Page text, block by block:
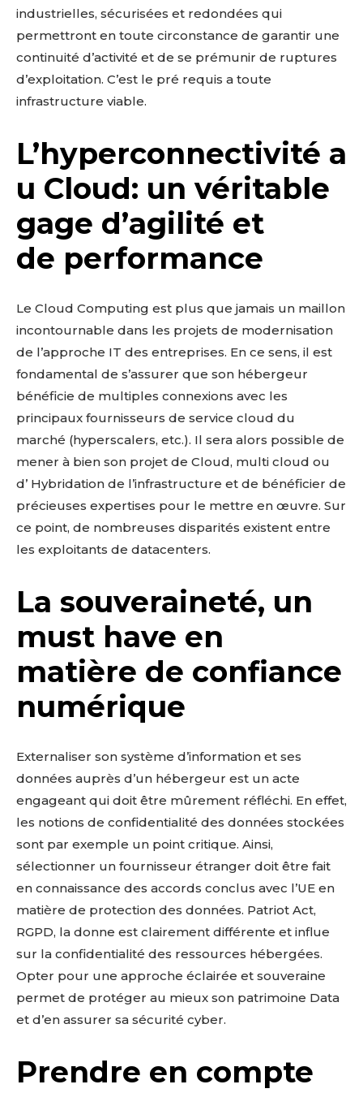
industrielles, sécurisées et redondées qui
permettront en toute circonstance de garantir une
continuité d’activité et de se prémunir de ruptures
d’exploitation. C’est le pré requis a toute
infrastructure viable.
L’hyperconnectivité a
u Cloud: un véritable
gage d’agilité et
de performance
Le Cloud Computing est plus que jamais un maillon
incontournable dans les projets de modernisation
de l’approche IT des entreprises. En ce sens, il est
fondamental de s’assurer que son hébergeur
bénéficie de multiples connexions avec les
principaux fournisseurs de service cloud du
marché (hyperscalers, etc.). Il sera alors possible de
mener à bien son projet de Cloud, multi cloud ou
d’ Hybridation de l’infrastructure et de bénéficier de
précieuses expertises pour le mettre en œuvre. Sur
ce point, de nombreuses disparités existent entre
les exploitants de datacenters.
La souveraineté, un
must have en
matière de confiance
numérique
Externaliser son système d’information et ses
données auprès d’un hébergeur est un acte
engageant qui doit être mûrement réfléchi. En effet,
les notions de confidentialité des données stockées
sont par exemple un point critique. Ainsi,
sélectionner un fournisseur étranger doit être fait
en connaissance des accords conclus avec l’UE en
matière de protection des données. Patriot Act,
RGPD, la donne est clairement différente et influe
sur la confidentialité des ressources hébergées.
Opter pour une approche éclairée et souveraine
permet de protéger au mieux son patrimoine Data
et d’en assurer sa sécurité cyber.
Prendre en compte